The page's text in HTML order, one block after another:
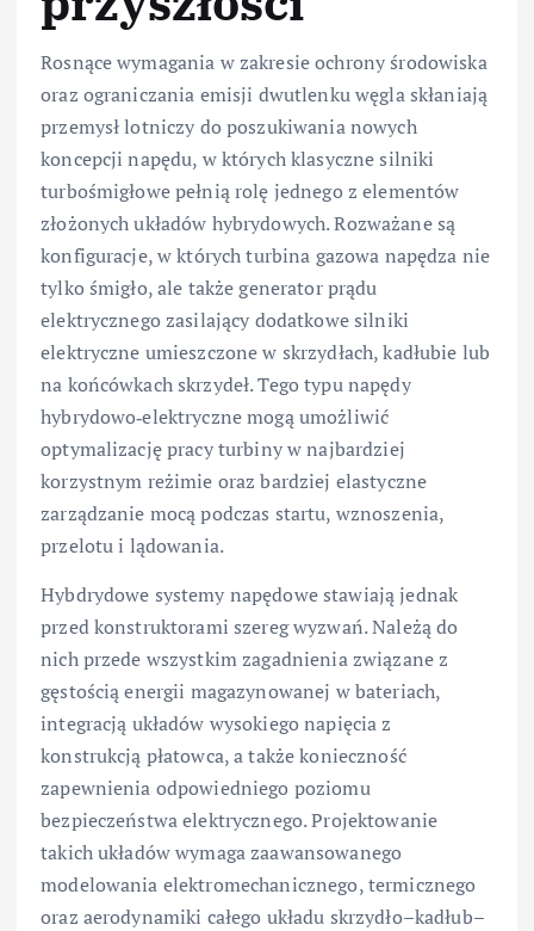
Rosnące wymagania w zakresie ochrony środowiska
oraz ograniczania emisji dwutlenku węgla skłaniają
przemysł lotniczy do poszukiwania nowych
koncepcji napędu, w których klasyczne silniki
turbośmigłowe pełnią rolę jednego z elementów
złożonych układów hybrydowych. Rozważane są
konfiguracje, w których turbina gazowa napędza nie
tylko śmigło, ale także generator prądu
elektrycznego zasilający dodatkowe silniki
elektryczne umieszczone w skrzydłach, kadłubie lub
na końcówkach skrzydeł. Tego typu napędy
hybrydowo‑elektryczne mogą umożliwić
optymalizację pracy turbiny w najbardziej
korzystnym reżimie oraz bardziej elastyczne
zarządzanie mocą podczas startu, wznoszenia,
przelotu i lądowania.
Hybdrydowe systemy napędowe stawiają jednak
przed konstruktorami szereg wyzwań. Należą do
nich przede wszystkim zagadnienia związane z
gęstością energii magazynowanej w bateriach,
integracją układów wysokiego napięcia z
konstrukcją płatowca, a także konieczność
zapewnienia odpowiedniego poziomu
bezpieczeństwa elektrycznego. Projektowanie
takich układów wymaga zaawansowanego
modelowania elektromechanicznego, termicznego
oraz aerodynamiki całego układu skrzydło–kadłub–